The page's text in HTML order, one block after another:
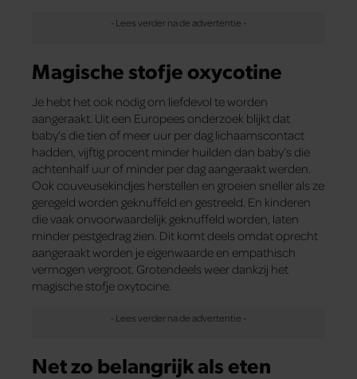
Magische stofje oxycotine
Je hebt het ook nodig om liefdevol te worden
aangeraakt. Uit een Europees onderzoek blijkt dat
baby’s die tien of meer uur per dag lichaamscontact
hadden, vijftig procent minder huilden dan baby’s die
achtenhalf uur of minder per dag aangeraakt werden.
Ook couveusekindjes herstellen en groeien sneller als ze
geregeld worden geknuffeld en gestreeld. En kinderen
die vaak onvoorwaardelijk geknuffeld worden, laten
minder pestgedrag zien. Dit komt deels omdat oprecht
aangeraakt worden je eigenwaarde en empathisch
vermogen vergroot. Grotendeels weer dankzij het
magische stofje oxytocine.
Net zo belangrijk als eten